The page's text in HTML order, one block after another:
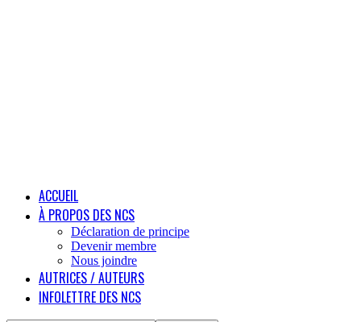
ACCUEIL
À PROPOS DES NCS
Déclaration de principe
Devenir membre
Nous joindre
AUTRICES / AUTEURS
INFOLETTRE DES NCS